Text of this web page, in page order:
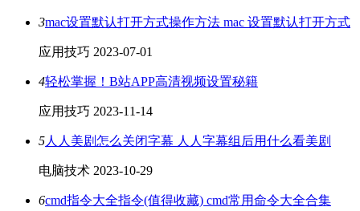
3mac设置默认打开方式操作方法 mac 设置默认打开方式
应用技巧 2023-07-01
4轻松掌握！B站APP高清视频设置秘籍
应用技巧 2023-11-14
5人人美剧怎么关闭字幕 人人字幕组后用什么看美剧
电脑技术 2023-10-29
6cmd指令大全指令(值得收藏) cmd常用命令大全合集